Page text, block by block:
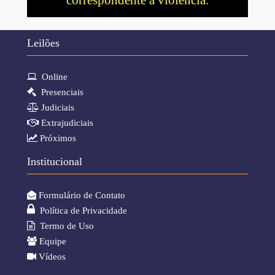
- 13:50
C.A.GASEIRELI
10/06/2026
43.100,00 manual
Leilões
Online
Presenciais
Judiciais
Extrajudiciais
Próximos
Institucional
Formulário de Contato
Política de Privacidade
Termo de Uso
Equipe
Vídeos